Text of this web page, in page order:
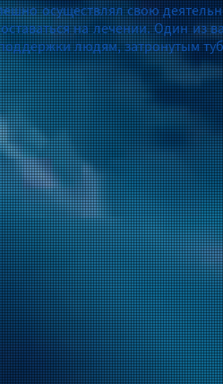
осуществлял свою
на лечении. Один из
людям, затронутым